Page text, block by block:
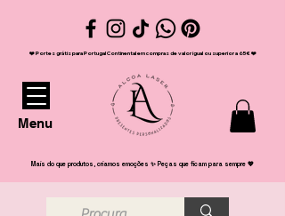
❤️ Portes grátis para Portugal Continental em compras de valor igual ou superior a 65€ ❤️
Menu
Mais do que produtos, criamos emoções ✨ Peças que ficam para sempre 💖